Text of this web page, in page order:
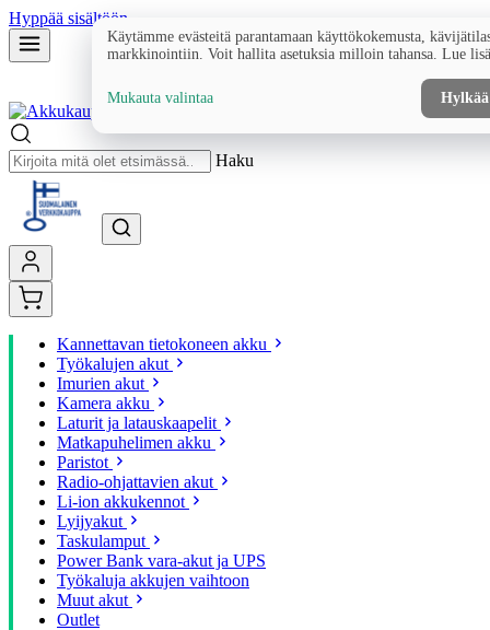
Hyppää sisältöön
Haku
Kannettavan tietokoneen akku
Työkalujen akut
Imurien akut
Kamera akku
Laturit ja latauskaapelit
Matkapuhelimen akku
Paristot
Radio-ohjattavien akut
Li-ion akkukennot
Lyijyakut
Taskulamput
Power Bank vara-akut ja UPS
Työkaluja akkujen vaihtoon
Muut akut
Outlet
Käytämme evästeitä parantamaan käyttökokemusta,
markkinointiin. Voit hallita asetuksia milloin tahansa. Lue
Mukauta valintaa Hylkää